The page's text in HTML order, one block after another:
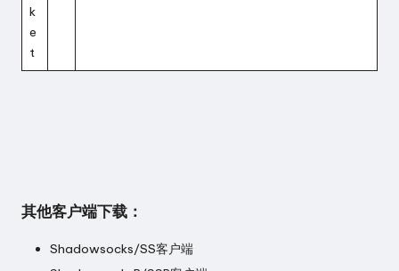
k
e
t
其他客户端下载：
Shadowsocks/SS客户端